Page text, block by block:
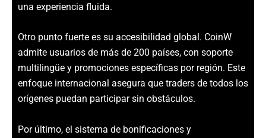
una experiencia fluida.
Otro punto fuerte es su accesibilidad global. CoinW
admite usuarios de más de 200 países, con soporte
multilingüe y promociones específicas por región. Este
enfoque internacional asegura que traders de todos los
orígenes puedan participar sin obstáculos.
Por último, el sistema de bonificaciones y